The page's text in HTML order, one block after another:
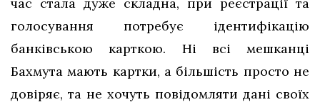
голосування потребує ідентифікацію
банківською карткою. Ні всі мешканці
Бахмута мають картки, а більшість просто не
довіряє, та не хочуть повідомляти дані своїх